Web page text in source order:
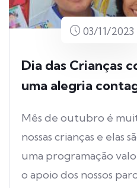
03/11/2023
Dia das Crianças
uma alegria
Mês de outubro é
nossas crianças e elas
uma programação
o apoio dos nossos